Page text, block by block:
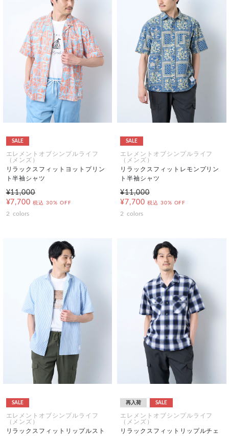
SALE
エレメントオブシンプルライフ
（メンズ）
リラックスフィットヨットプリン
ト半袖シャツ
¥11,000
¥7,700 税込 30% OFF
2 colors
SALE
エレメントオブシンプルライフ
（メンズ）
リラックスフィットレモンプリン
ト半袖シャツ
¥11,000
¥7,700 税込 30% OFF
2 colors
SALE
エレメントオブシンプルライフ
（メンズ）
リラックスフィットリップルスト
再入荷 SALE
エレメントオブシンプルライフ
（メンズ）
リラックスフィットリップルチェ